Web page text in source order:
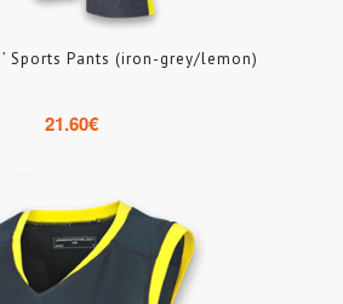
Sports Pants (iron-grey/lemon)
21.60€